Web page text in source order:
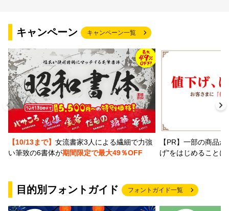
キャンペーン キャンペーン一覧
【10/13まで】 女流書家3人による繊細で力強
い筆致の6書体が期間限定で最大49％OFF
【PR】一部の商品
げ"をはじめること
目的別フォントガイド フォントガイド一覧